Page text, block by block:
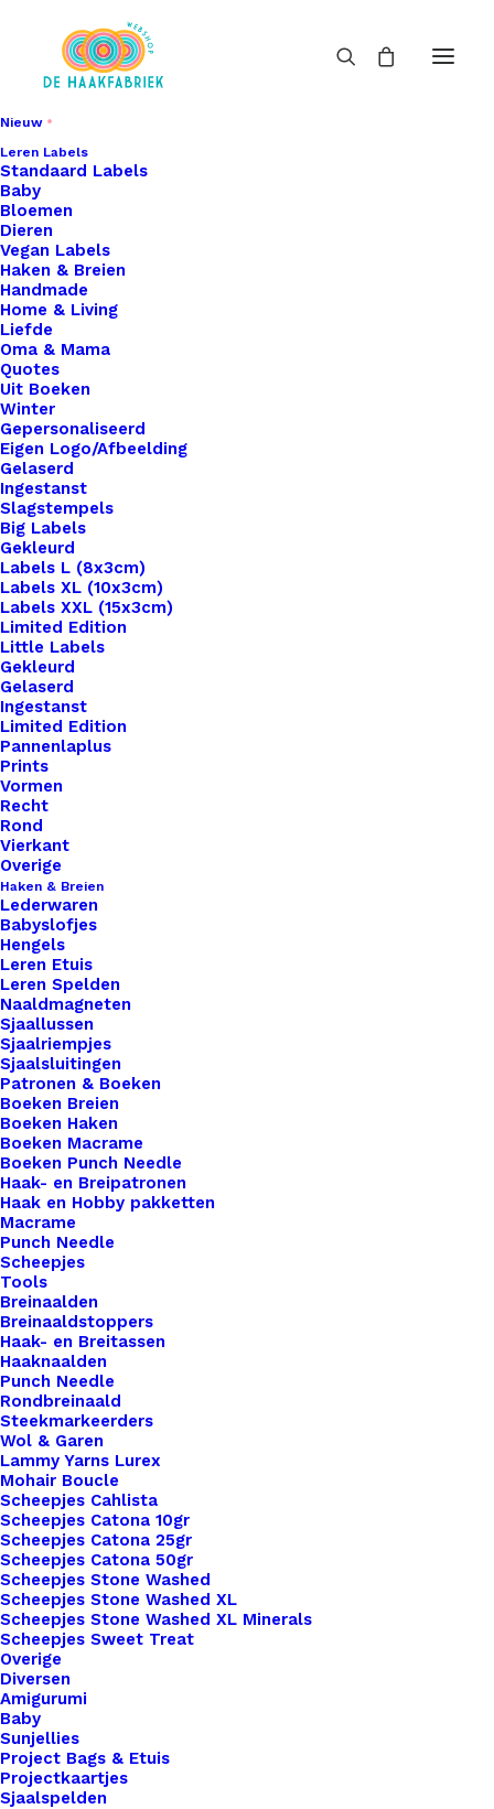
Nieuw
Leren Labels
Standaard Labels
Baby
Bloemen
Dieren
Vegan Labels
Haken & Breien
Handmade
Home & Living
Liefde
Oma & Mama
Quotes
Uit Boeken
Winter
Gepersonaliseerd
Eigen Logo/Afbeelding
Gelaserd
Ingestanst
Slagstempels
Big Labels
Gekleurd
Labels L (8x3cm)
Labels XL (10x3cm)
Labels XXL (15x3cm)
Limited Edition
Little Labels
Gekleurd
Gelaserd
Ingestanst
Limited Edition
Pannenlaplus
Prints
Vormen
Recht
Rond
Vierkant
Overige
Haken & Breien
Lederwaren
Babyslofjes
Hengels
Leren Etuis
Leren Spelden
Naaldmagneten
Sjaallussen
Sjaalriempjes
Sjaalsluitingen
Patronen & Boeken
Boeken Breien
Boeken Haken
Boeken Macrame
Boeken Punch Needle
Haak- en Breipatronen
Haak en Hobby pakketten
Macrame
Punch Needle
Scheepjes
Tools
Breinaalden
Breinaaldstoppers
Haak- en Breitassen
Haaknaalden
Punch Needle
Rondbreinaald
Steekmarkeerders
Wol & Garen
Lammy Yarns Lurex
Mohair Boucle
Scheepjes Cahlista
Scheepjes Catona 10gr
Scheepjes Catona 25gr
Scheepjes Catona 50gr
Scheepjes Stone Washed
Scheepjes Stone Washed XL
Scheepjes Stone Washed XL Minerals
Scheepjes Sweet Treat
Overige
Diversen
Amigurumi
Baby
Sunjellies
Project Bags & Etuis
Projectkaartjes
Sjaalspelden
Tassenband 30mm Zwart Katoen
€
Tassenband 30mm Ecru Katoen
€1,50